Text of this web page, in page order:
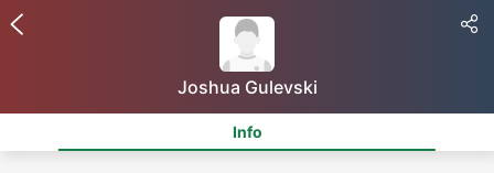
Joshua Gulevski
Info